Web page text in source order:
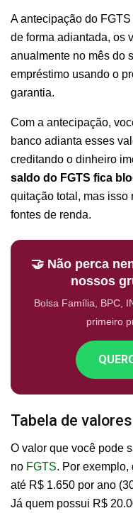
A antecipação do
de forma adiantada, os
anualmente no mês do
empréstimo usando o
garantia.
Com a antecipação,
banco adianta esses
creditando o dinheiro
saldo do FGTS fica
quitação total, mas isso
fontes de renda.
🤝 Não perca
nossos
Bolsa Família, BPC,
primeiro
Tabela de
O valor que você pode
no FGTS. Por exemplo,
até R$ 1.650 por ano
Já quem possui R$